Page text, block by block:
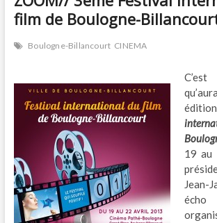
film de Boulogne-
Boulogne-Billancourt CINEMA
19 au
Jean-
écho